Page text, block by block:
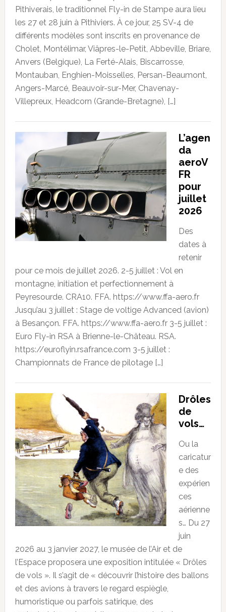
Pithiverais, le traditionnel Fly-in de Stampe aura lieu
les 27 et 28 juin à Pithiviers. À ce jour, 25 SV-4 de
différents modèles sont inscrits en provenance de
Cholet, Montélimar, Viâpres-le-Petit, Abbeville, Briare,
Anvers (Belgique), La Ferté-Alais, Biscarrosse,
Montauban, Enghien-Moisselles, Persan-Beaumont,
Angers-Marcé, Beauvoir-sur-Mer, Chavenay-
Villepreux, Headcorn (Grande-Bretagne), […]
L’agen
da
aeroV
FR
pour
juillet
2026
Des
dates à
retenir
pour ce mois de juillet 2026. 2-5 juillet : Vol en
montagne, initiation et perfectionnement à
Peyresourde. CRA10. FFA. https://www.ffa-aero.fr
Jusqu’au 3 juillet : Stage de voltige Advanced (avion)
à Besançon. FFA. https://www.ffa-aero.fr 3-5 juillet :
Euro Fly-in RSA à Brienne-le-Château. RSA.
https://euroflyin.rsafrance.com 3-5 juillet :
Championnats de France de pilotage […]
Drôles
de
vols…
Ou la
caricatur
e des
expérien
ces
aérienne
s… Du 27
juin
2026 au 3 janvier 2027, le musée de l’Air et de
l’Espace proposera une exposition intitulée « Drôles
de vols ». Il s’agit de « découvrir l’histoire des ballons
et des avions à travers le regard espiègle,
humoristique ou parfois satirique, des